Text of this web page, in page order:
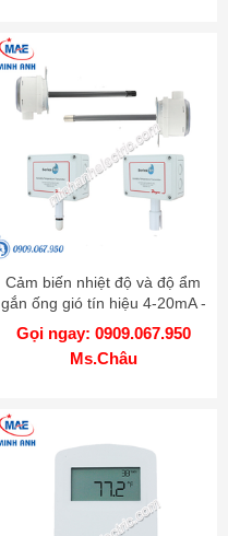
Cảm biến nhiệt độ và độ ẩm
gắn ống gió tín hiệu 4-20mA -
Model RHP-3D11
Gọi ngay: 0909.067.950
Ms.Châu